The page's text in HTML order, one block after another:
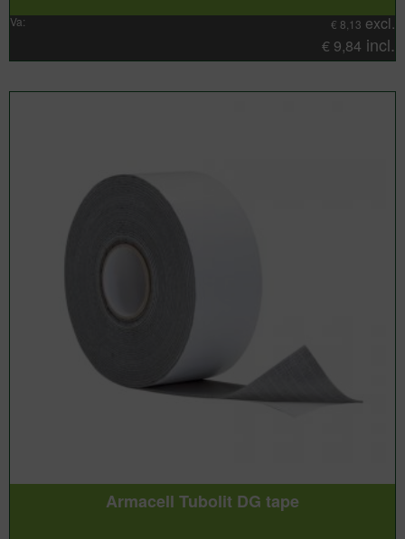
Va: € 8,13 excl.
€ 9,84 incl.
Armacell Tubolit DG tape